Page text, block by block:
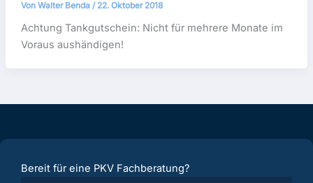
Von Walter Benda / 22. Oktober 2018
Achtung Tankgutschein: Nicht für mehrere Monate im
Voraus aushändigen!
Bereit für eine PKV Fachberatung?